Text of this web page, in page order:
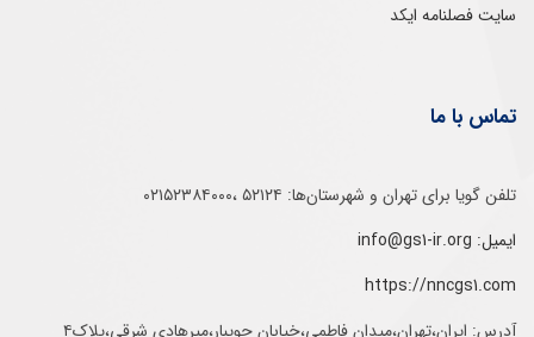
سایت فصلنامه ایکد
تماس با ما
تلفن‌ گویا برای‌ تهران‌‌ و‌ شهرستان‌ها:‌ ۵۲۱۲۴ ،۰۲۱۵۲۳۸۴۰۰۰
ایمیل: info@gs1-ir.org
https://nncgs1.com
آدرس: ایران،تهران،میدان فاطمی،خیابان جویبار،میرهادی شرقی،پلاک۴